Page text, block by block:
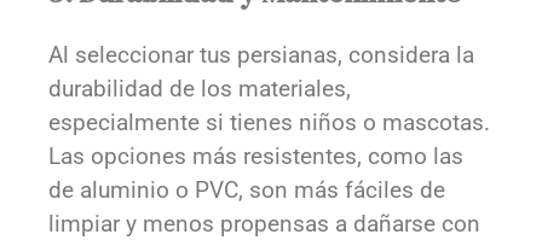
Al seleccionar tus persianas, considera la
durabilidad de los materiales,
especialmente si tienes niños o mascotas.
Las opciones más resistentes, como las
de aluminio o PVC, son más fáciles de
limpiar y menos propensas a dañarse con